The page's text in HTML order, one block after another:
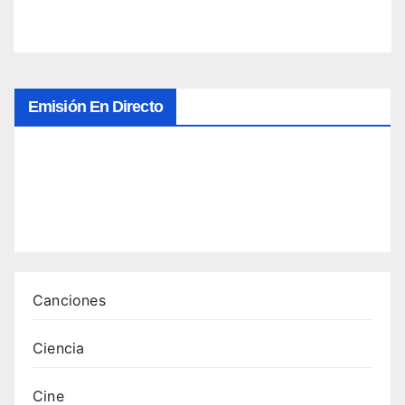
Emisión En Directo
Canciones
Ciencia
Cine